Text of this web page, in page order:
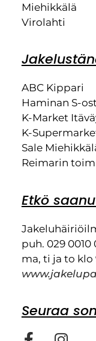
Miehikkälä
Virolahti
ABC Kippari
Haminan S-
K-Market
K-
Sale
Reimarin
Etkö
puh. 029 0010
ma, ti ja to klo
Seuraa